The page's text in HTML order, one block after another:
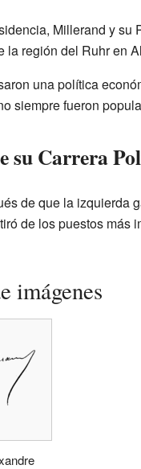
Millerand y su
la región del Ruhr en
una política
siempre fueron
su Carrera
de que la izquierda
de los puestos más
imágenes